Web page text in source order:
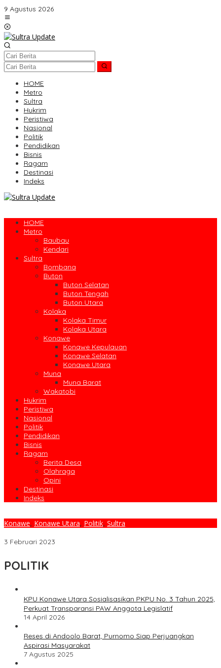
Lewati
ke
konten
9 Agustus 2026
HOME
Metro
Sultra
Hukrim
Peristiwa
Nasional
Politik
Pendidikan
Bisnis
Ragam
Destinasi
Indeks
HOME
Metro
Baubau
Kendari
Sultra
Bombana
Buton
Buton Selatan
Buton Tengah
Buton Utara
Kolaka
Kolaka Timur
Kolaka Utara
Konawe
Konawe Kepulauan
Konawe Selatan
Konawe Utara
Muna
Muna Barat
Wakatobi
Hukrim
Peristiwa
Nasional
Politik
Pendidikan
Bisnis
Ragam
Berita Desa
Olahraga
Opini
Destinasi
Indeks
Konawe, Konawe Utara, Politik, Sultra
3 Februari 2023
POLITIK
KPU Konawe Utara Sosialisasikan PKPU No. 3 Tahun 2025,
Perkuat Transparansi PAW Anggota Legislatif
14 April 2026
Reses di Andoolo Barat, Purnomo Siap Perjuangkan
Aspirasi Masyarakat
7 Agustus 2025